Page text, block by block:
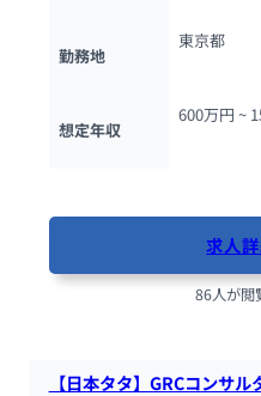
勤務地
東京都
想定年収
600万円 ~
求人
86人が閲
【日本タタ】GRCコンサル